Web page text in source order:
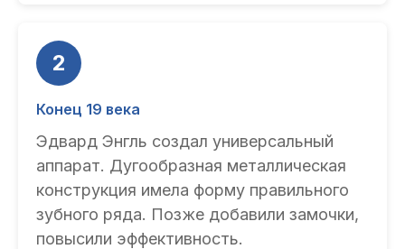
2
Конец 19 века
Эдвард Энгль создал универсальный
аппарат. Дугообразная металлическая
конструкция имела форму правильного
зубного ряда. Позже добавили замочки,
повысили эффективность.